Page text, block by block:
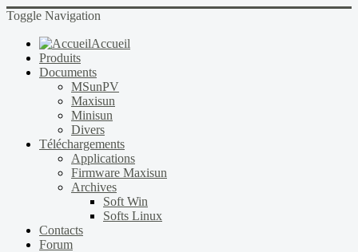
Toggle Navigation
Accueil
Produits
Documents
MSunPV
Maxisun
Minisun
Divers
Téléchargements
Applications
Firmware Maxisun
Archives
Soft Win
Softs Linux
Contacts
Forum